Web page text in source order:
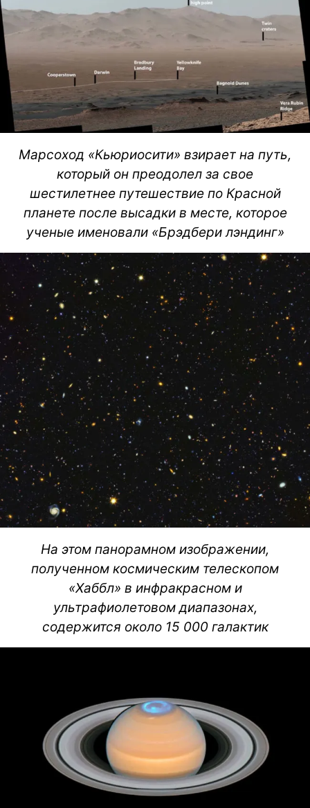
Марсоход «Кьюриосити» взирает на путь,
который он преодолел за свое
шестилетнее путешествие по Красной
планете после высадки в месте, которое
ученые именовали «Брэдбери лэндинг»
На этом панорамном изображении,
полученном космическим телескопом
«Хаббл» в инфракрасном и
ультрафиолетовом диапазонах,
содержится около 15 000 галактик